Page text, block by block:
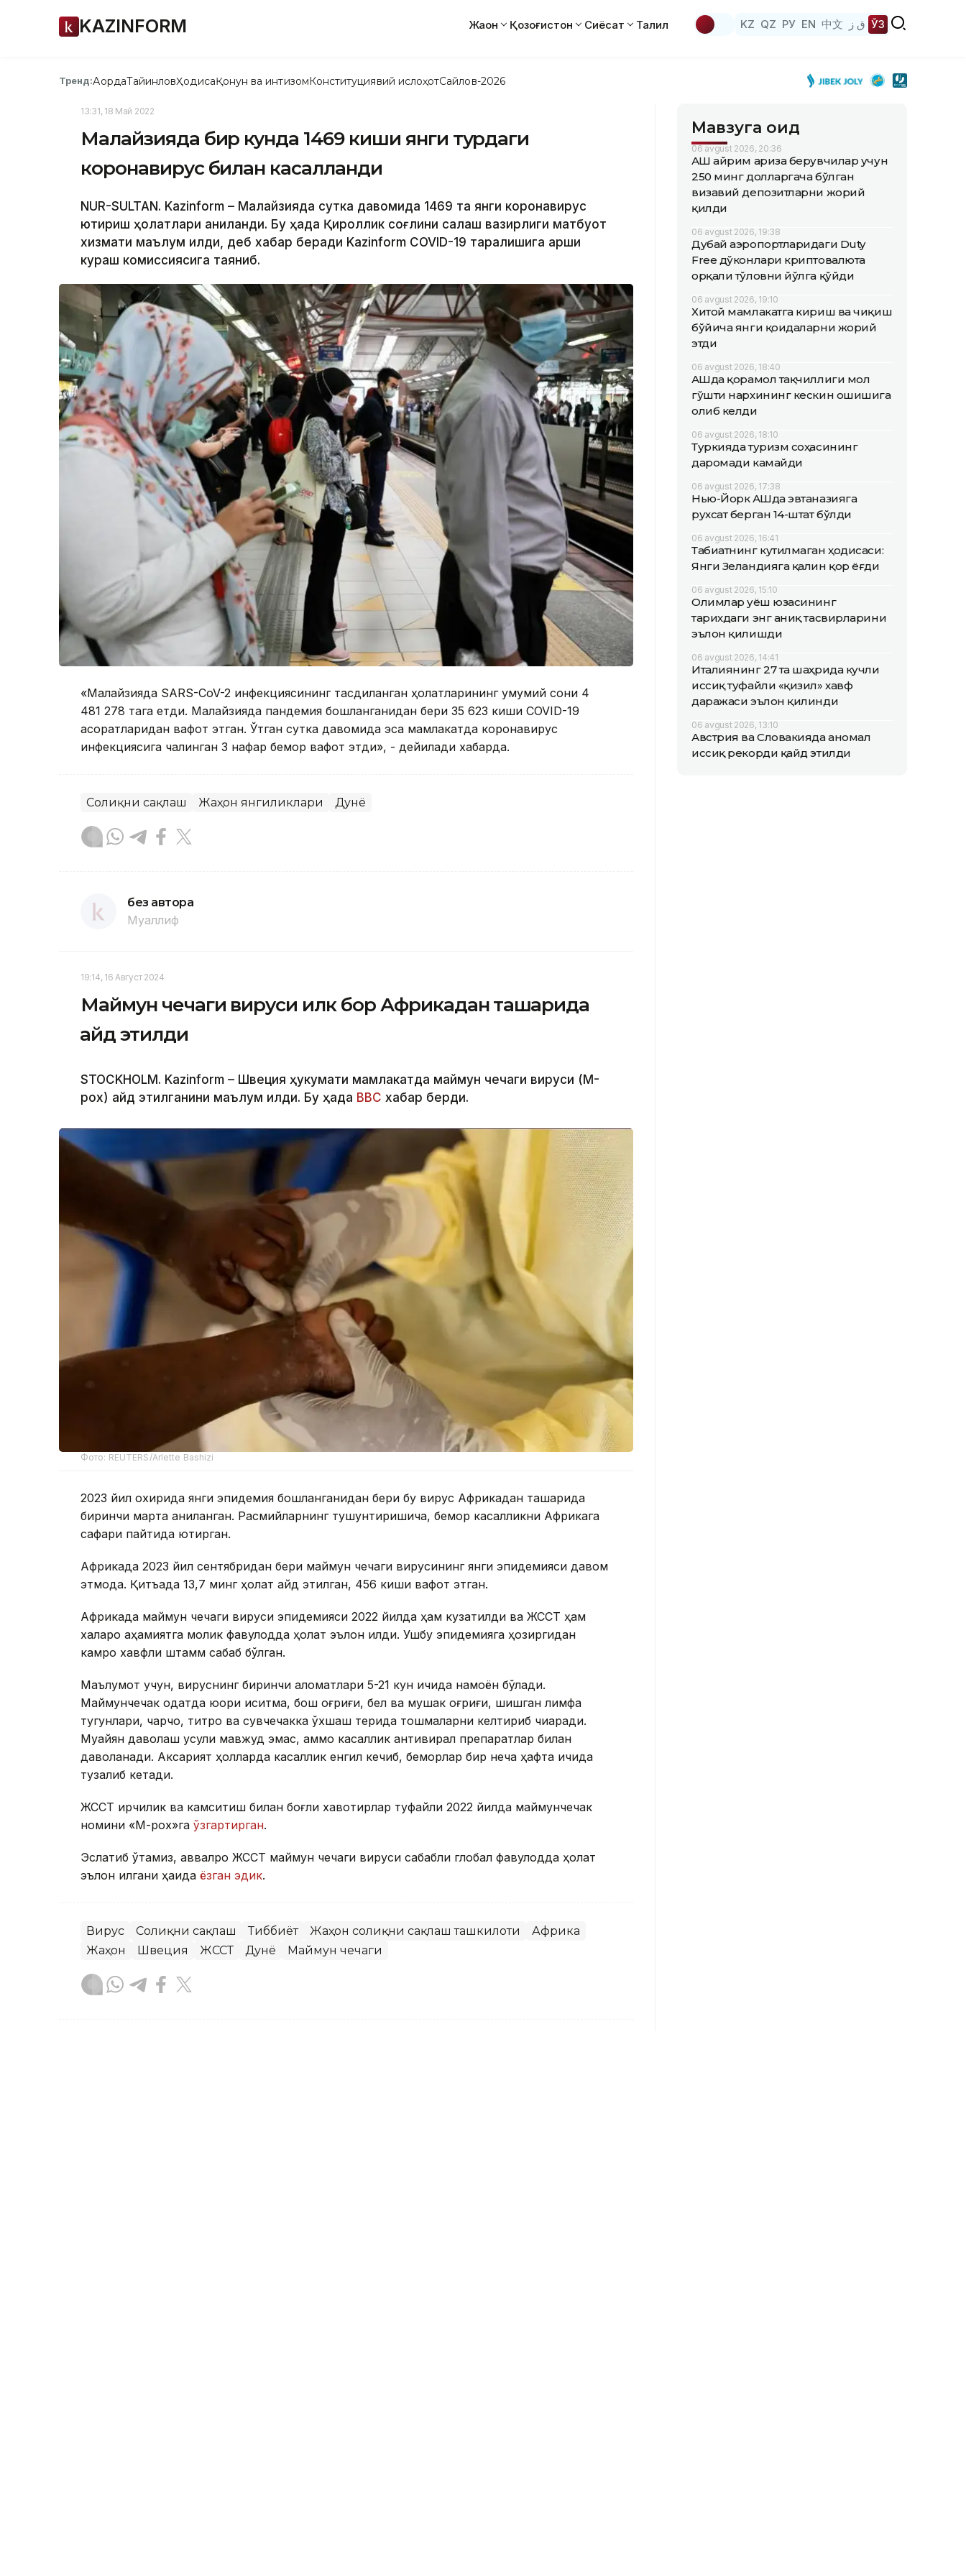
KAZINFORM Жаҳон Қозоғистон Сиёсат Таҳлил KZ QZ РУ EN 中文 ق ز ЎЗ
Тренд:АқордаТайинловҲодисаҚонун ва интизомКонституциявий ислоҳотСайлов-2026
13:31, 18 Май 2022
Малайзияда бир кунда 1469 киши янги турдаги
коронавирус билан касалланди
NUR-SULTAN. Kazinform – Малайзияда сутка давомида 1469 та янги коронавирус
юқтириш ҳолатлари аниқланди. Бу ҳақда Қироллик соғлиқни сақлаш вазирлиги матбуот
хизмати маълум қилди, деб хабар беради Kazinform COVID-19 тарқалишига қарши
кураш комиссиясига таяниб.
«Малайзияда SARS-CoV-2 инфекциясининг тасдиқланган ҳолатларининг умумий сони 4
481 278 тага етди. Малайзияда пандемия бошланганидан бери 35 623 киши COVID-19
асоратларидан вафот этган. Ўтган сутка давомида эса мамлакатда коронавирус
инфекциясига чалинган 3 нафар бемор вафот этди», - дейилади хабарда.
Соғлиқни сақлаш Жаҳон янгиликлари Дунё
без автора
Муаллиф
19:14, 16 Август 2024
Маймун чечаги вируси илк бор Африкадан ташқарида
қайд этилди
STOCKHOLM. Kazinform – Швеция ҳукумати мамлакатда маймун чечаги вируси (M-
pox) қайд этилганини маълум қилди. Бу ҳақда BBC хабар берди.
Фото: REUTERS/Arlette Bashizi
2023 йил охирида янги эпидемия бошланганидан бери бу вирус Африкадан ташқарида
биринчи марта аниқланган. Расмийларнинг тушунтиришича, бемор касалликни Африкага
сафари пайтида юқтирган.
Африкада 2023 йил сентябридан бери маймун чечаги вирусининг янги эпидемияси давом
этмоқда. Қитъада 13,7 минг ҳолат қайд этилган, 456 киши вафот этган.
Африкада маймун чечаги вируси эпидемияси 2022 йилда ҳам кузатилди ва ЖССТ ҳам
халқаро аҳамиятга молик фавқулодда ҳолат эълон қилди. Ушбу эпидемияга ҳозиргидан
камроқ хавфли штамм сабаб бўлган.
Маълумот учун, вируснинг биринчи аломатлари 5-21 кун ичида намоён бўлади.
Маймунчечак одатда юқори иситма, бош оғриғи, бел ва мушак оғриғи, шишган лимфа
тугунлари, чарчоқ, титроқ ва сувчечакка ўхшаш терида тошмаларни келтириб чиқаради.
Муайян даволаш усули мавжуд эмас, аммо касаллик антивирал препаратлар билан
даволанади. Аксарият ҳолларда касаллик енгил кечиб, беморлар бир неча ҳафта ичида
тузалиб кетади.
ЖССТ ирқчилик ва камситиш билан боғлиқ хавотирлар туфайли 2022 йилда маймунчечак
номини «М-pox»га ўзгартирган.
Эслатиб ўтамиз, аввалроқ ЖССТ маймун чечаги вируси сабабли глобал фавқулодда ҳолат
эълон қилгани ҳақида ёзган эдик.
Вирус Соғлиқни сақлаш Тиббиёт Жаҳон соғлиқни сақлаш ташкилоти
Африка
Жаҳон
Швеция ЖССТ Дунё Маймун чечаги
Мавзуга оид
06 avgust 2026, 20:36
АҚШ айрим ариза берувчилар учун
250 минг долларгача бўлган
визавий депозитларни жорий
қилди
06 avgust 2026, 19:38
Дубай аэропортларидаги Duty
Free дўконлари криптовалюта
орқали тўловни йўлга қўйди
06 avgust 2026, 19:10
Хитой мамлакатга кириш ва чиқиш
бўйича янги қоидаларни жорий
этди
06 avgust 2026, 18:40
АҚШда қорамол тақчиллиги мол
гўшти нархининг кескин ошишига
олиб келди
06 avgust 2026, 18:10
Туркияда туризм соҳасининг
даромади камайди
06 avgust 2026, 17:38
Нью-Йорк АҚШда эвтаназияга
рухсат берган 14-штат бўлди
06 avgust 2026, 16:41
Табиатнинг кутилмаган ҳодисаси:
Янги Зеландияга қалин қор ёғди
06 avgust 2026, 15:10
Олимлар Қуёш юзасининг
тарихдаги энг аниқ тасвирларини
эълон қилишди
06 avgust 2026, 14:41
Италиянинг 27 та шаҳрида кучли
иссиқ туфайли «қизил» хавф
даражаси эълон қилинди
06 avgust 2026, 13:10
Австрия ва Словакияда аномал
иссиқ рекорди қайд этилди